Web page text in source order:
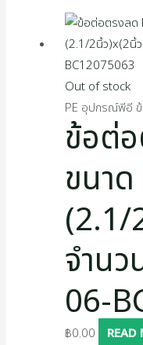
Out of stock
PE อุปกรณ์พีอี
ข้อต่
ขนา
(2.1/
จำน
06-
฿0.00 READ